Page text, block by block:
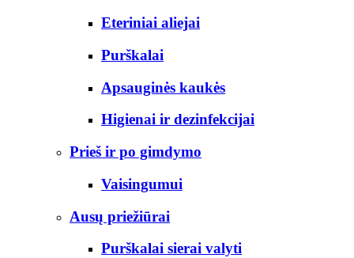
Eteriniai aliejai
Purškalai
Apsauginės kaukės
Higienai ir dezinfekcijai
Prieš ir po gimdymo
Vaisingumui
Ausų priežiūrai
Purškalai sierai valyti